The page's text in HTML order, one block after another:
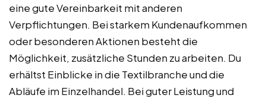
eine gute Vereinbarkeit mit anderen
Verpflichtungen. Bei starkem Kundenaufkommen
oder besonderen Aktionen besteht die
Möglichkeit, zusätzliche Stunden zu arbeiten. Du
erhältst Einblicke in die Textilbranche und die
Abläufe im Einzelhandel. Bei guter Leistung und